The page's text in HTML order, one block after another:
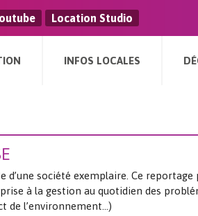
Location Studio
INFOS LOCALES
d’une société exemplaire. Ce
à la gestion au quotidien des
de l’environnement…)